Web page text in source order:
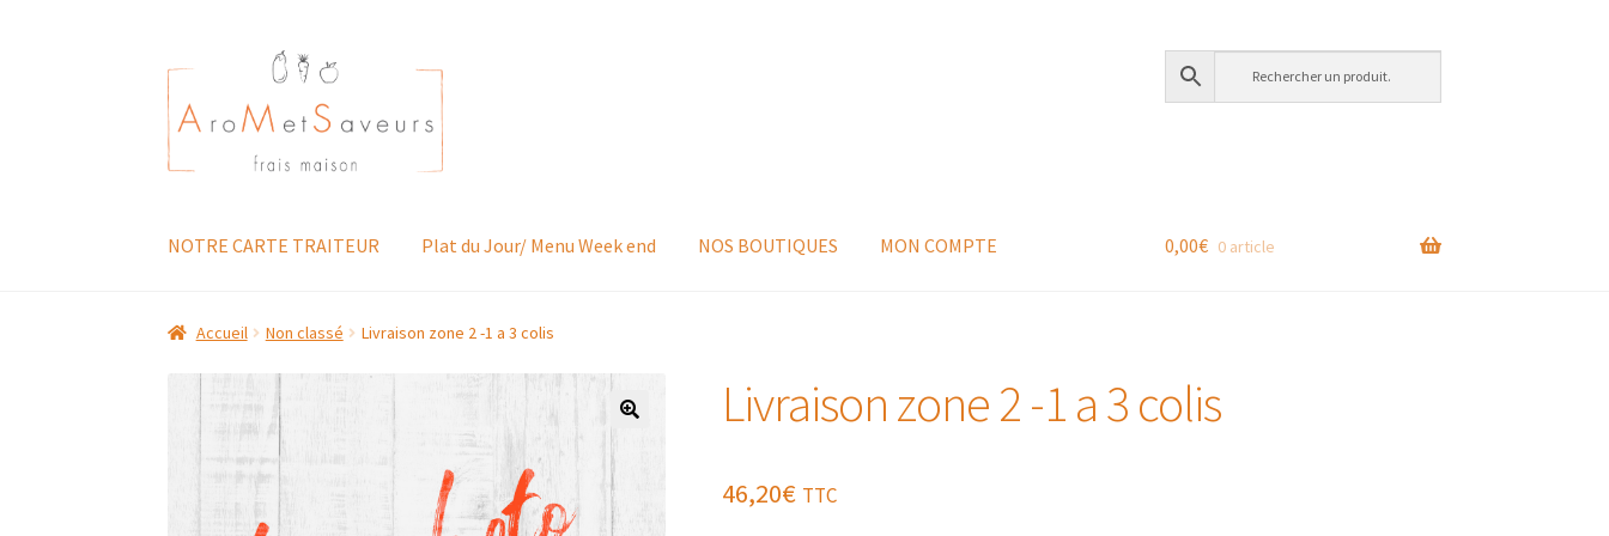
Aller
à
la
navigation
Aller
au
contenu
NOTRE CARTE TRAITEUR Plat du Jour/ Menu Week end NOS BOUTIQUES MON COMPTE 0,00€ 0 article
Accueil Non classé Livraison zone 2 -1 a 3 colis
Livraison zone 2 -1 a 3 colis
46,20€ TTC